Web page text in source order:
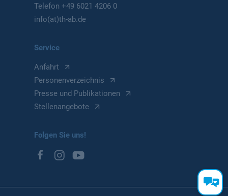
Telefon+49 6021 4206 0
info(at)th-ab.de
Service
Anfahrt
Personenverzeichnis
Presse und Publikationen
Stellenangebote
Folgen Sie uns!